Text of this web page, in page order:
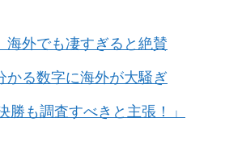
海外でも凄すぎると絶賛
かる数字に海外が大騒ぎ
も調査すべきと主張！」